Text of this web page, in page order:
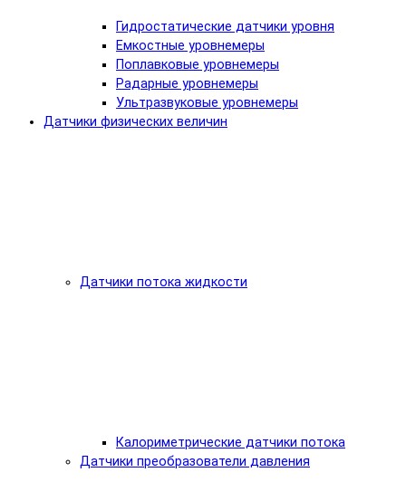
Гидростатические датчики уровня
Емкостные уровнемеры
Поплавковые уровнемеры
Радарные уровнемеры
Ультразвуковые уровнемеры
Датчики физических величин
Датчики потока жидкости
Калориметрические датчики потока
Датчики преобразователи давления